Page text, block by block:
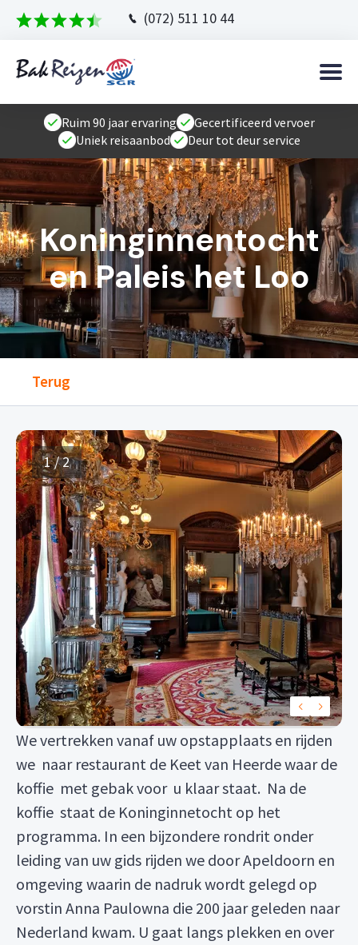
(072) 511 10 44
Ruim 90 jaar ervaring
Gecertificeerd vervoer
Uniek reisaanbod
Deur tot deur service
Koninginnentocht
en Paleis het Loo
Terug
1 / 2
We vertrekken vanaf uw opstapplaats en rijden
we naar restaurant de Keet van Heerde waar de
koffie met gebak voor u klaar staat. Na de
koffie staat de Koninginnetocht op het
programma. In een bijzondere rondrit onder
leiding van uw gids rijden we door Apeldoorn en
omgeving waarin de nadruk wordt gelegd op
vorstin Anna Paulowna die 200 jaar geleden naar
Nederland kwam. U gaat langs plekken en over